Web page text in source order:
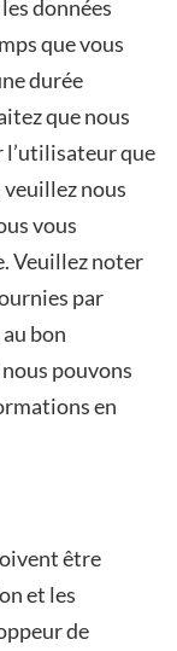
données
que vous
durée
que nous
l’utilisateur que
nous
vous
Veuillez noter
par
bon
pouvons
en
être
et les
de